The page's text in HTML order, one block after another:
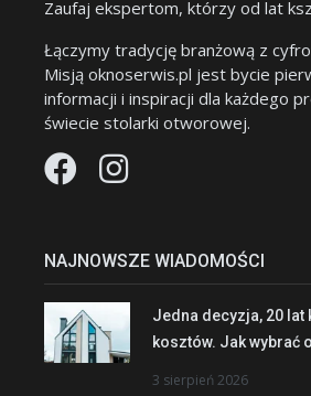
Zaufaj ekspertom, którzy od lat
Łączymy tradycję branżową z
Misją oknoserwis.pl jest bycie
informacji i inspiracji dla każdego
świecie stolarki otworowej.
NAJNOWSZE WIADOMOŚCI
Jedna decyzja, 20
kosztów. Jak wybrać
3 sierpień 2026